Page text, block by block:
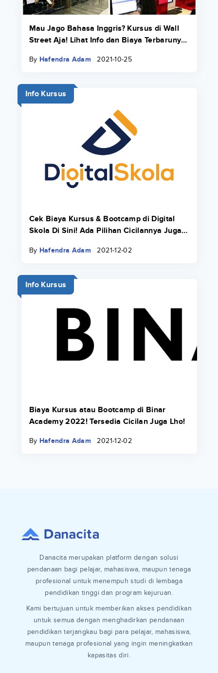
Mau Jago Bahasa Inggris? Kursus di Wall
Street Aja! Lihat Info dan Biaya Terbarunya
By Hafendra Adam 2021-10-25
Info Kursus
Cek Biaya Kursus & Bootcamp di Digital
Skola Di Sini! Ada Pilihan Cicilannya Juga
By Hafendra Adam 2021-12-02
Info Kursus
Biaya Kursus atau Bootcamp di Binar
Academy 2022! Tersedia Cicilan Juga Lho!
By Hafendra Adam 2021-12-02
Danacita merupakan platform dengan solusi
pendanaan bagi pelajar, mahasiswa, maupun tenaga
profesional untuk menempuh studi di lembaga
pendidikan tinggi dan program kejuruan.
Kami bertujuan untuk memberikan akses pendidikan
untuk semua dengan menghadirkan pendanaan
pendidikan terjangkau bagi para pelajar, mahasiswa,
maupun tenaga profesional yang ingin meningkatkan
kapasitas diri.